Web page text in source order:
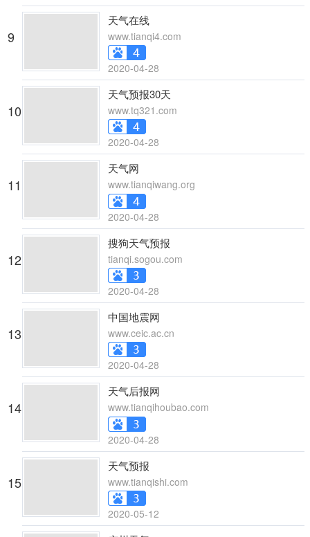
9
天气在线
www.tianqi4.com
2020-04-28
10
天气预报30天
www.tq321.com
2020-04-28
11
天气网
www.tianqiwang.org
2020-04-28
12
搜狗天气预报
tianqi.sogou.com
2020-04-28
13
中国地震网
www.ceic.ac.cn
2020-04-28
14
天气后报网
www.tianqihoubao.com
2020-04-28
15
天气预报
www.tianqishi.com
2020-05-12